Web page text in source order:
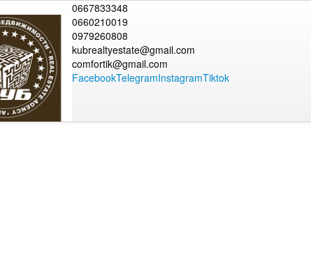
0667833348
0660210019
0979260808
kubrealtyestate@gmail.com
comfortik@gmail.com
FacebookTelegramInstagramTiktok